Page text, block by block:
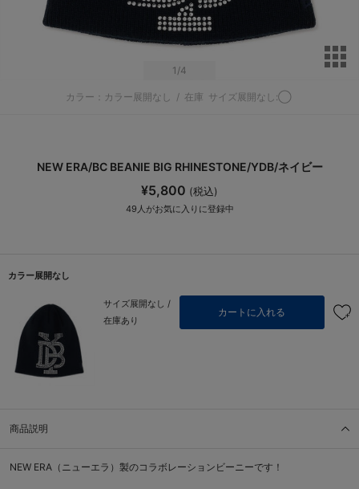
1 /4
カラー：カラー展開なし / 在庫 サイズ展開なし:◯
NEW ERA/BC BEANIE BIG RHINESTONE/YDB/ネイビー
¥5,800 (税込)
49 人がお気に入りに登録中
カラー展開なし
サイズ展開なし /
在庫あり
カートに入れる
商品説明
NEW ERA（ニューエラ）製のコラボレーションビーニーです！